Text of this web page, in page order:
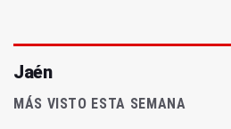
Jaén
MÁS VISTO ESTA SEMANA